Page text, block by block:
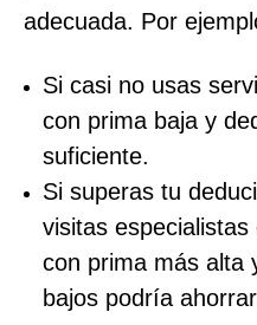
adecuada. Por
Si casi no usas
con prima baja y
suficiente.
Si superas tu
visitas
con prima más alta
bajos podría